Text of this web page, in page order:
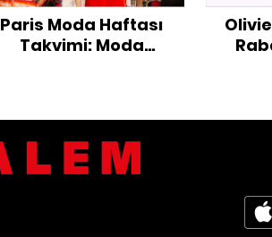
Paris Moda Haftası
Takvimi: Moda